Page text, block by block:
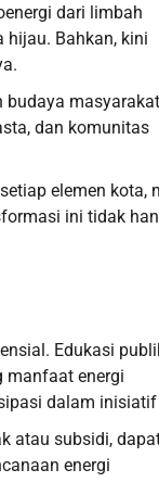
dari limbah
Bahkan, kini
budaya masyarakat
dan komunitas
elemen kota,
ini tidak
Edukasi
manfaat energi
dalam
atau subsidi,
energi